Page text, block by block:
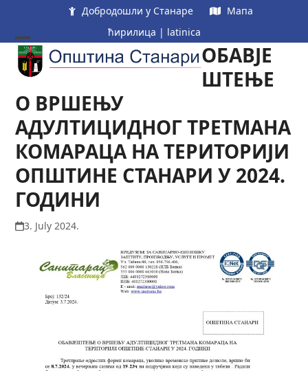
content
Добродошли у Станаре
Мапа
ћирилица | latinica
Open
mobile
menu
Close
mobile
menu
ОБАВЈЕ
ШТЕЊЕ
О ВРШЕЊУ
АДУЛТИЦИДНОГ ТРЕТМАНА
КОМАРАЦА НА ТЕРИТОРИЈИ
ОПШТИНЕ СТАНАРИ У 2024.
ГОДИНИ
3. July 2024.